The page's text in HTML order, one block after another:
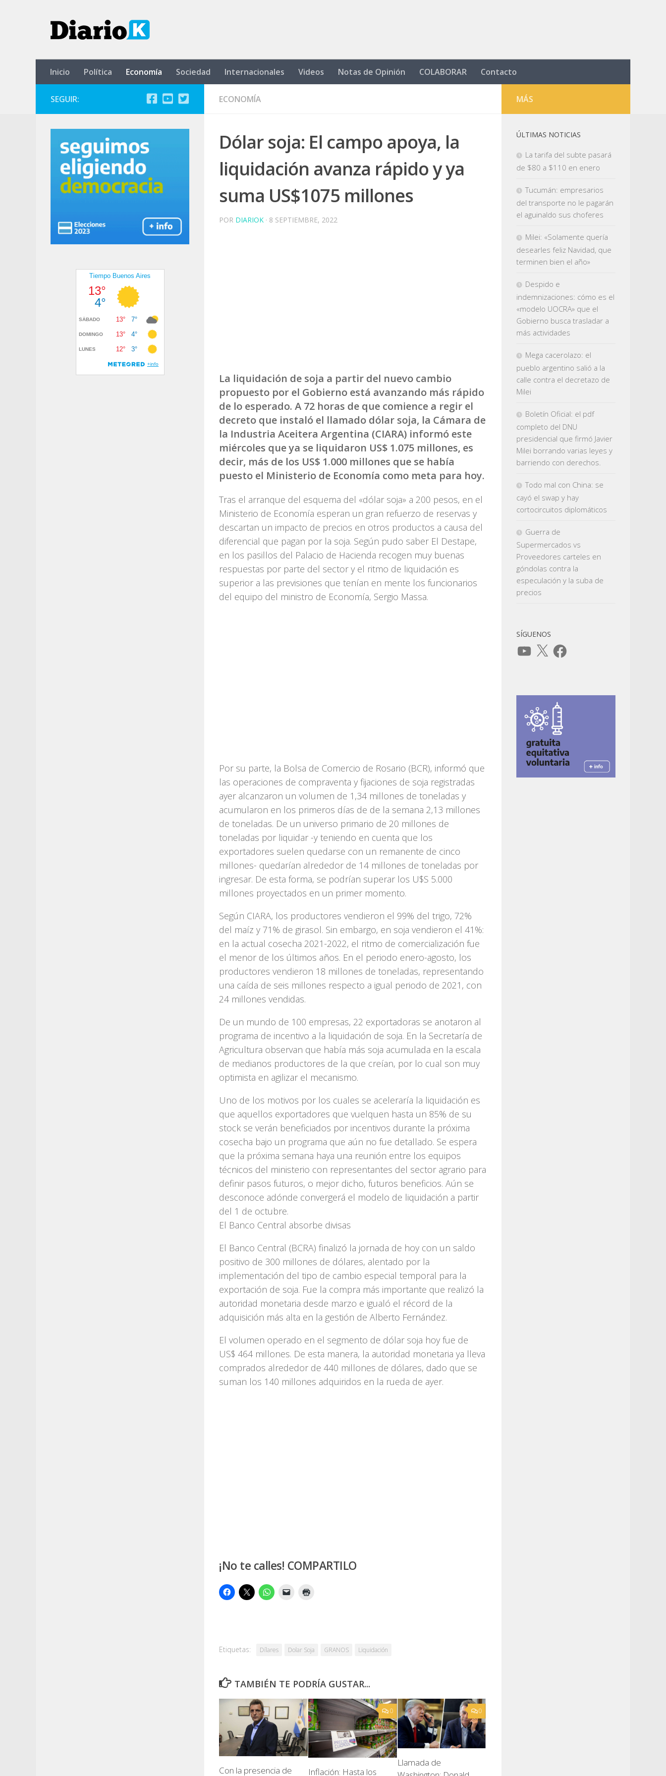
Inicio Política Economía Sociedad Internacionales Videos Notas de Opinión COLABORAR Contacto
ECONOMÍA
Dólar soja: El campo apoya, la
liquidación avanza rápido y ya
suma US$1075 millones
POR DIARIOK · 8 SEPTIEMBRE, 2022
La liquidación de soja a partir del nuevo cambio
propuesto por el Gobierno está avanzando más rápido
de lo esperado. A 72 horas de que comience a regir el
decreto que instaló el llamado dólar soja, la Cámara de
la Industria Aceitera Argentina (CIARA) informó este
miércoles que ya se liquidaron US$ 1.075 millones, es
decir, más de los US$ 1.000 millones que se había
puesto el Ministerio de Economía como meta para hoy.
Tras el arranque del esquema del «dólar soja» a 200 pesos, en el
Ministerio de Economía esperan un gran refuerzo de reservas y
descartan un impacto de precios en otros productos a causa del
diferencial que pagan por la soja. Según pudo saber El Destape,
en los pasillos del Palacio de Hacienda recogen muy buenas
respuestas por parte del sector y el ritmo de liquidación es
superior a las previsiones que tenían en mente los funcionarios
del equipo del ministro de Economía, Sergio Massa.
Por su parte, la Bolsa de Comercio de Rosario (BCR), informó que
las operaciones de compraventa y fijaciones de soja registradas
ayer alcanzaron un volumen de 1,34 millones de toneladas y
acumularon en los primeros días de de la semana 2,13 millones
de toneladas. De un universo primario de 20 millones de
toneladas por liquidar -y teniendo en cuenta que los
exportadores suelen quedarse con un remanente de cinco
millones- quedarían alrededor de 14 millones de toneladas por
ingresar. De esta forma, se podrían superar los U$S 5.000
millones proyectados en un primer momento.
Según CIARA, los productores vendieron el 99% del trigo, 72%
del maíz y 71% de girasol. Sin embargo, en soja vendieron el 41%:
en la actual cosecha 2021-2022, el ritmo de comercialización fue
el menor de los últimos años. En el periodo enero-agosto, los
productores vendieron 18 millones de toneladas, representando
una caída de seis millones respecto a igual periodo de 2021, con
24 millones vendidas.
De un mundo de 100 empresas, 22 exportadoras se anotaron al
programa de incentivo a la liquidación de soja. En la Secretaría de
Agricultura observan que había más soja acumulada en la escala
de medianos productores de la que creían, por lo cual son muy
optimista en agilizar el mecanismo.
Uno de los motivos por los cuales se aceleraría la liquidación es
que aquellos exportadores que vuelquen hasta un 85% de su
stock se verán beneficiados por incentivos durante la próxima
cosecha bajo un programa que aún no fue detallado. Se espera
que la próxima semana haya una reunión entre los equipos
técnicos del ministerio con representantes del sector agrario para
definir pasos futuros, o mejor dicho, futuros beneficios. Aún se
desconoce adónde convergerá el modelo de liquidación a partir
del 1 de octubre.
El Banco Central absorbe divisas
El Banco Central (BCRA) finalizó la jornada de hoy con un saldo
positivo de 300 millones de dólares, alentado por la
implementación del tipo de cambio especial temporal para la
exportación de soja. Fue la compra más importante que realizó la
autoridad monetaria desde marzo e igualó el récord de la
adquisición más alta en la gestión de Alberto Fernández.
El volumen operado en el segmento de dólar soja hoy fue de
US$ 464 millones. De esta manera, la autoridad monetaria ya lleva
comprados alrededor de 440 millones de dólares, dado que se
suman los 140 millones adquiridos en la rueda de ayer.
¡No te calles! COMPARTILO
Etiquetas: Dílares Dolar Soja GRANOS Liquidación
TAMBIÉN TE PODRÍA GUSTAR...
Con la presencia de
0
Inflación: Hasta los
0
Llamada de
SEGUIR: MÁS
ÚLTIMAS NOTICIAS
La tarifa del subte pasará
de $80 a $110 en enero
Tucumán: empresarios
del transporte no le pagarán
el aguinaldo sus choferes
Milei: «Solamente quería
desearles feliz Navidad, que
terminen bien el año»
Despido e
indemnizaciones: cómo es el
«modelo UOCRA» que el
Gobierno busca trasladar a
más actividades
Mega cacerolazo: el
pueblo argentino salió a la
calle contra el decretazo de
Milei
Boletín Oficial: el pdf
completo del DNU
presidencial que firmó Javier
Milei borrando varias leyes y
barriendo con derechos.
Todo mal con China: se
cayó el swap y hay
cortocircuitos diplomáticos
Guerra de
Supermercados vs
Proveedores carteles en
góndolas contra la
especulación y la suba de
precios
SÍGUENOS
YouTube
X Facebook